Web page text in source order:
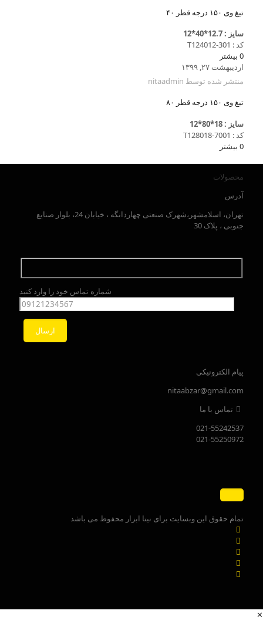
تیغ وی ۱۵۰ درجه قطر ۴۰
سایز : 12.7*40*12
کد : T124012-301
0 بیشتر
اردیبهشت ۲۷, ۱۳۹۹
منتشر شده توسط nitaadmin
تیغ وی ۱۵۰ درجه قطر ۸۰
سایز : 18*80*12
کد : T128018-7001
0 بیشتر
محصولات
آدرس
تهران، اسلامشهر،شهرک صنعتی چهاردانگه ، خیابان 24، بلوار صنایع
جنوبی ، پلاک 30
شماره تماس خود را وارد کنید
پیام الکترونیکی
nitaabzar@gmail.com
تماس با ما
021-55242537
021-55250972
تمام حقوق این وبسایت برای نیتا ابزار محفوظ می باشد
✕